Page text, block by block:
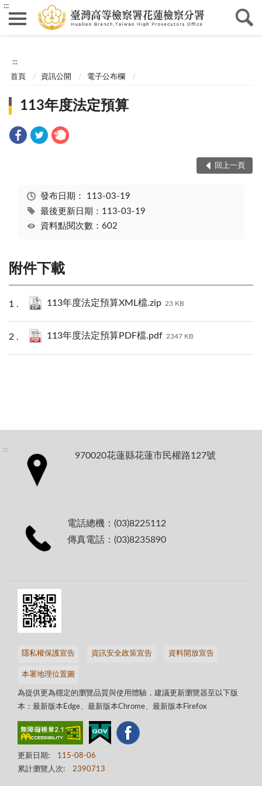
:::
:::
首頁 資訊公開 電子公布欄
113年度法定預算
回上一頁
發布日期： 113-03-19
最後更新日期：113-03-19
資料點閱次數：602
附件下載
113年度法定預算XML檔.zip 23 KB
113年度法定預算PDF檔.pdf 2347 KB
:::
970020花蓮縣花蓮市民權路127號
電話總機：(03)8225112
傳真電話：(03)8235890
隱私權保護宣告 資訊安全政策宣告 資料開放宣告
本署地理位置圖
為提供更為穩定的瀏覽品質與使用體驗，建議更新瀏覽器至以下版
本：最新版本Edge、最新版本Chrome、最新版本Firefox
更新日期:
115-08-06
累計瀏覽人次:
2390713